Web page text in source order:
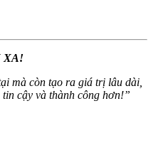
XA!
mà còn tạo ra giá trị lâu dài,
cậy và thành công hơn!”